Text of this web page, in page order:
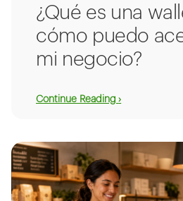
¿Qué es una
cómo puedo
mi negocio?
Continue Reading